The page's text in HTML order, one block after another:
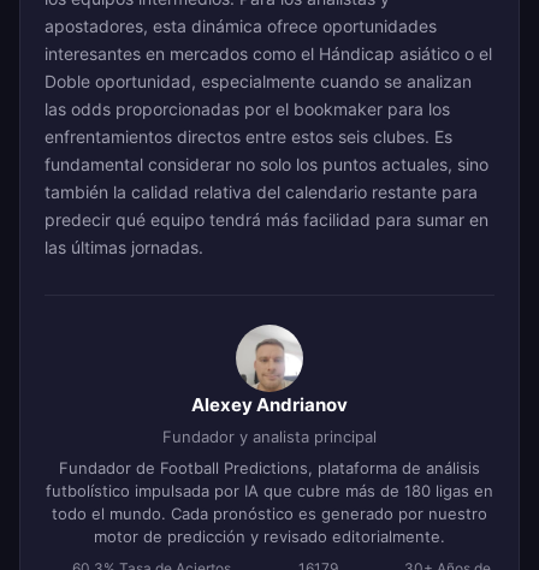
apostadores, esta dinámica ofrece oportunidades
interesantes en mercados como el Hándicap asiático o el
Doble oportunidad, especialmente cuando se analizan
las odds proporcionadas por el bookmaker para los
enfrentamientos directos entre estos seis clubes. Es
fundamental considerar no solo los puntos actuales, sino
también la calidad relativa del calendario restante para
predecir qué equipo tendrá más facilidad para sumar en
las últimas jornadas.
Alexey Andrianov
Fundador y analista principal
Fundador de Football Predictions, plataforma de análisis
futbolístico impulsada por IA que cubre más de 180 ligas en
todo el mundo. Cada pronóstico es generado por nuestro
motor de predicción y revisado editorialmente.